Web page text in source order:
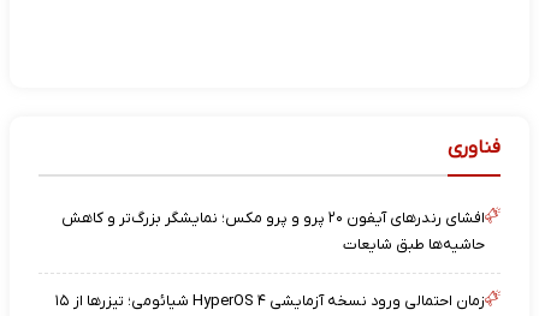
فناوری
افشای رندرهای آیفون ۲۰ پرو و پرو مکس؛ نمایشگر بزرگ‌تر و کاهش
حاشیه‌ها طبق شایعات
زمان احتمالی ورود نسخه آزمایشی HyperOS ۴ شیائومی؛ تیزرها از ۱۵